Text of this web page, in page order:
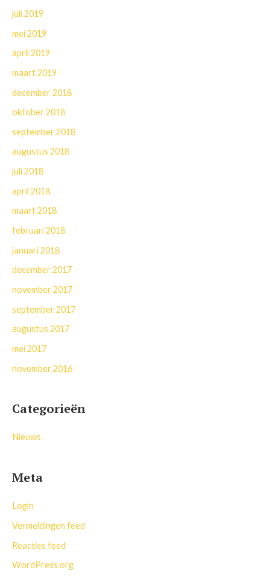
juli 2019
mei 2019
april 2019
maart 2019
december 2018
oktober 2018
september 2018
augustus 2018
juli 2018
april 2018
maart 2018
februari 2018
januari 2018
december 2017
november 2017
september 2017
augustus 2017
mei 2017
november 2016
Categorieën
Nieuws
Meta
Login
Vermeldingen feed
Reacties feed
WordPress.org